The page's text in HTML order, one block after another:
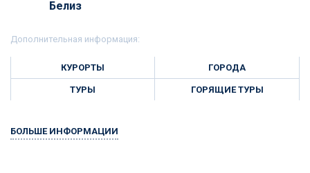
Белиз
Дополнительная информация:
КУРОРТЫ ГОРОДА
ТУРЫ ГОРЯЩИЕ ТУРЫ
БОЛЬШЕ ИНФОРМАЦИИ